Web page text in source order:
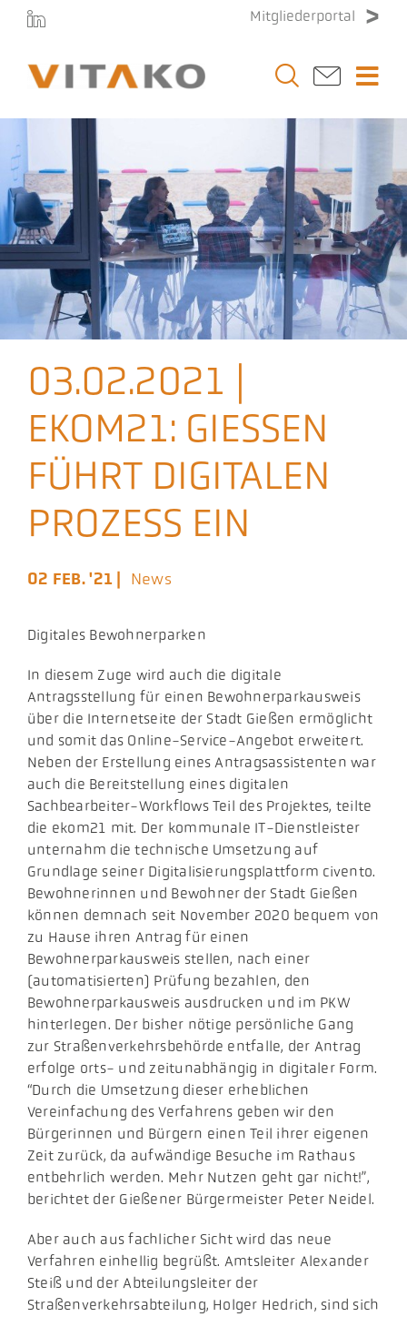
Zum
springen
Mitgliederportal
Vitako
Themen
Stellenmarkt
Veranstaltungen
Presse
Aktuelles
Podcast
03.02.2021 |
EKOM21: GIESSEN F
ÜHRT DIGITALEN P
ROZESS EIN
02 FEB. '21 | News
Digitales Bewohnerparken
In diesem Zuge wird auch die digitale
Antragsstellung für einen Bewohnerparkausweis
über die Internetseite der Stadt Gießen ermöglicht
und somit das Online-Service-Angebot erweitert.
Neben der Erstellung eines Antragsassistenten war
auch die Bereitstellung eines digitalen
Sachbearbeiter-Workflows Teil des Projektes, teilte
die ekom21 mit. Der kommunale IT-Dienstleister
unternahm die technische Umsetzung auf
Grundlage seiner Digitalisierungsplattform civento.
Bewohnerinnen und Bewohner der Stadt Gießen
können demnach seit November 2020 bequem von
zu Hause ihren Antrag für einen
Bewohnerparkausweis stellen, nach einer
(automatisierten) Prüfung bezahlen, den
Bewohnerparkausweis ausdrucken und im PKW
hinterlegen. Der bisher nötige persönliche Gang
zur Straßenverkehrsbehörde entfalle, der Antrag
erfolge orts- und zeitunabhängig in digitaler Form.
“Durch die Umsetzung dieser erheblichen
Vereinfachung des Verfahrens geben wir den
Bürgerinnen und Bürgern einen Teil ihrer eigenen
Zeit zurück, da aufwändige Besuche im Rathaus
entbehrlich werden. Mehr Nutzen geht gar nicht!”,
berichtet der Gießener Bürgermeister Peter Neidel.
Aber auch aus fachlicher Sicht wird das neue
Verfahren einhellig begrüßt. Amtsleiter Alexander
Steiß und der Abteilungsleiter der
Straßenverkehrsabteilung, Holger Hedrich, sind sich